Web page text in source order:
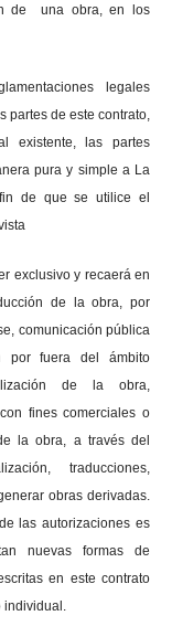
de una obra, en los
legales
partes de este contrato,
existente, las partes
pura y simple a La
de que se utilice el
exclusivo y recaerá en
de la obra, por
comunicación pública
fuera del ámbito
de la obra,
fines comerciales o
la obra, a través del
traducciones,
obras derivadas.
las autorizaciones es
nuevas formas de
en este contrato
individual.